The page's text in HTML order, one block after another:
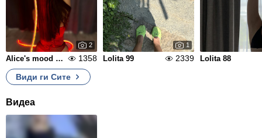
2
Alice's mood color is red. 1358
1
Lolita 99 2339 Lolita 88
Види ги Сите
Видеа